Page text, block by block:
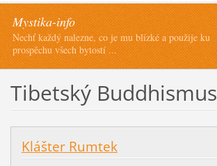
Mystika-info
Nechť každý nalezne, co je mu blízké a použije ku
prospěchu všech bytostí ...
Tibetský Buddhismus
Klášter Rumtek